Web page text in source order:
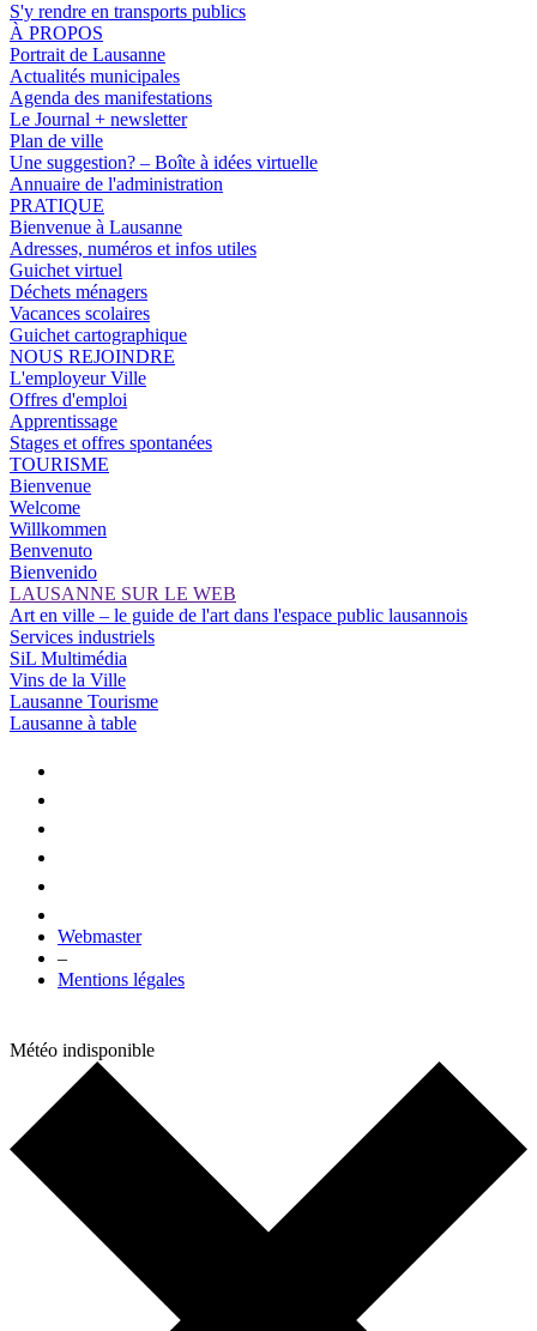
S'y rendre en transports publics
À PROPOS
Portrait de Lausanne
Actualités municipales
Agenda des manifestations
Le Journal + newsletter
Plan de ville
Une suggestion? – Boîte à idées virtuelle
Annuaire de l'administration
PRATIQUE
Bienvenue à Lausanne
Adresses, numéros et infos utiles
Guichet virtuel
Déchets ménagers
Vacances scolaires
Guichet cartographique
NOUS REJOINDRE
L'employeur Ville
Offres d'emploi
Apprentissage
Stages et offres spontanées
TOURISME
Bienvenue
Welcome
Willkommen
Benvenuto
Bienvenido
LAUSANNE SUR LE WEB
Art en ville – le guide de l'art dans l'espace public lausannois
Services industriels
SiL Multimédia
Vins de la Ville
Lausanne Tourisme
Lausanne à table
Webmaster
–
Mentions légales
Météo indisponible